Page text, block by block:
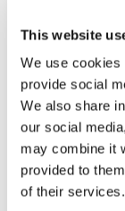
This website
We use cookies
provide social
We also share
our social
may combine it
provided to
of their services.
Este malware
Entre ellas figuran:
en la cola de
respaldo de
llamadas VoIP,
indexación de
el robo de datos
Hasta ahora,